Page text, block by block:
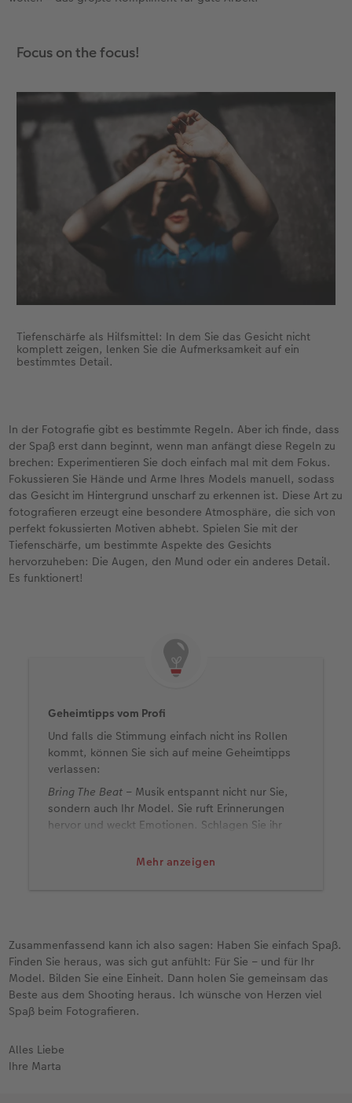
Focus on the focus!
Tiefenschärfe als Hilfsmittel: In dem Sie das Gesicht nicht
komplett zeigen, lenken Sie die Aufmerksamkeit auf ein
bestimmtes Detail.
In der Fotografie gibt es bestimmte Regeln. Aber ich finde, dass
der Spaß erst dann beginnt, wenn man anfängt diese Regeln zu
brechen: Experimentieren Sie doch einfach mal mit dem Fokus.
Fokussieren Sie Hände und Arme Ihres Models manuell, sodass
das Gesicht im Hintergrund unscharf zu erkennen ist. Diese Art zu
fotografieren erzeugt eine besondere Atmosphäre, die sich von
perfekt fokussierten Motiven abhebt. Spielen Sie mit der
Tiefenschärfe, um bestimmte Aspekte des Gesichts
hervorzuheben: Die Augen, den Mund oder ein anderes Detail.
Es funktionert!
Mehr anzeigen
Geheimtipps vom Profi
Und falls die Stimmung einfach nicht ins Rollen
kommt, können Sie sich auf meine Geheimtipps
verlassen:
Bring The Beat – Musik entspannt nicht nur Sie,
sondern auch Ihr Model. Sie ruft Erinnerungen
hervor und weckt Emotionen. Schlagen Sie ihr
authentische Posen.
fokussieren Sie nur kurz für die erste Aufnahme.
Danach stellen sie auf manuellen Fokus um.
Spiegelkabinett– Animieren Sie Ihr Model
loszulassen. Lacht sie, lachen Sie einfach lauter –
und schräger. Tanzt sie, tanzen Sie auch. Und
Ihrem Model die Unsicherheit und erreichen, dass
sie mehr von sich zeigt, als sie vielleicht selbst
Zusammenfassend kann ich also sagen: Haben Sie einfach Spaß.
Finden Sie heraus, was sich gut anfühlt: Für Sie – und für Ihr
Model. Bilden Sie eine Einheit. Dann holen Sie gemeinsam das
Beste aus dem Shooting heraus. Ich wünsche von Herzen viel
Spaß beim Fotografieren.
Alles Liebe
Ihre Marta